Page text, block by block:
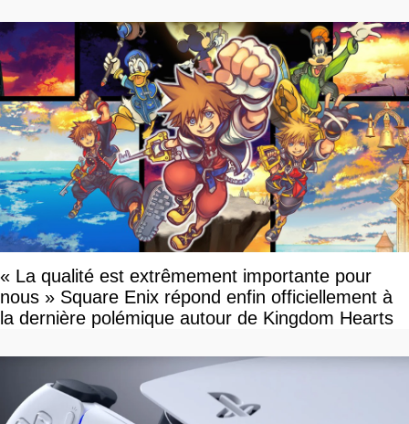
« La qualité est extrêmement importante pour
nous » Square Enix répond enfin officiellement à
la dernière polémique autour de Kingdom Hearts